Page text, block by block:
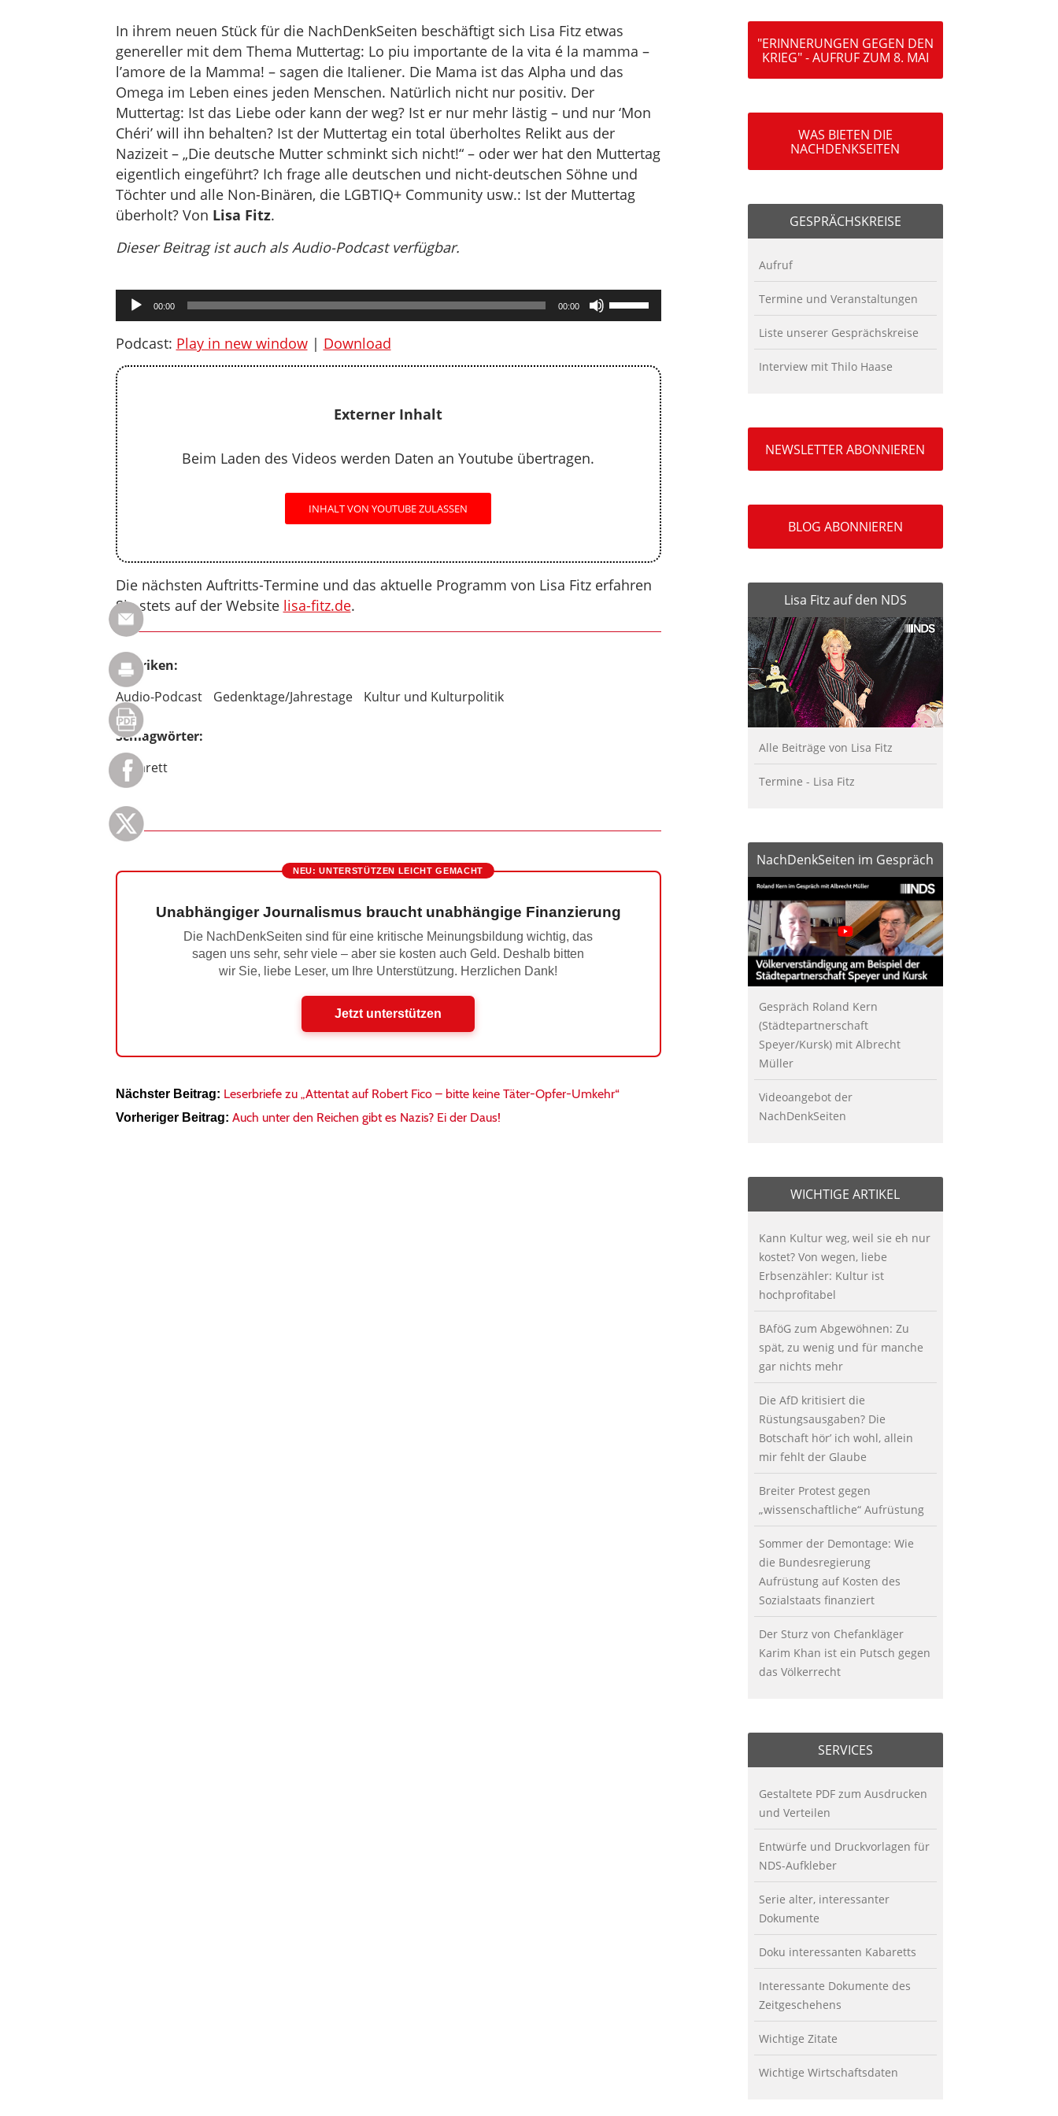
In ihrem neuen Stück für die NachDenkSeiten beschäftigt sich Lisa Fitz etwas
genereller mit dem Thema Muttertag: Lo piu importante de la vita é la mamma –
l’amore de la Mamma! – sagen die Italiener. Die Mama ist das Alpha und das
Omega im Leben eines jeden Menschen. Natürlich nicht nur positiv. Der
Muttertag: Ist das Liebe oder kann der weg? Ist er nur mehr lästig – und nur ‘Mon
Chéri’ will ihn behalten? Ist der Muttertag ein total überholtes Relikt aus der
Nazizeit – „Die deutsche Mutter schminkt sich nicht!“ – oder wer hat den Muttertag
eigentlich eingeführt? Ich frage alle deutschen und nicht-deutschen Söhne und
Töchter und alle Non-Binären, die LGBTIQ+ Community usw.: Ist der Muttertag
überholt? Von Lisa Fitz.
Dieser Beitrag ist auch als Audio-Podcast verfügbar.
Audio-
Player
00:00 00:00
Pfeiltasten
Hoch/Runter
Lautstärke
Podcast: Play in new window| Download
Externer Inhalt
Beim Laden des Videos werden Daten an Youtube übertragen.
INHALT VON YOUTUBE ZULASSEN
Die nächsten Auftritts-Termine und das aktuelle Programm von Lisa Fitz erfahren
Sie stets auf der Website lisa-fitz.de.
Rubriken:
Audio-Podcast
Gedenktage/Jahrestage Kultur und Kulturpolitik
Schlagwörter:
Kabarett
NEU: UNTERSTÜTZEN LEICHT GEMACHT
Unabhängiger Journalismus braucht unabhängige Finanzierung
Die NachDenkSeiten sind für eine kritische Meinungsbildung wichtig, das
sagen uns sehr, sehr viele – aber sie kosten auch Geld. Deshalb bitten
wir Sie, liebe Leser, um Ihre Unterstützung. Herzlichen Dank!
Jetzt unterstützen
Nächster Beitrag: Leserbriefe zu „Attentat auf Robert Fico – bitte keine Täter-Opfer-Umkehr“
Vorheriger Beitrag: Auch unter den Reichen gibt es Nazis? Ei der Daus!
"ERINNERUNGEN GEGEN DEN
KRIEG" - AUFRUF ZUM 8. MAI
WAS BIETEN DIE
NACHDENKSEITEN
GESPRÄCHSKREISE
Aufruf
Termine und Veranstaltungen
Liste unserer Gesprächskreise
Interview mit Thilo Haase
NEWSLETTER ABONNIEREN
BLOG ABONNIEREN
Lisa Fitz auf den NDS
Alle Beiträge von Lisa Fitz
Termine - Lisa Fitz
NachDenkSeiten im Gespräch
Gespräch Roland Kern
(Städtepartnerschaft
Speyer/Kursk) mit Albrecht
Müller
Videoangebot der
NachDenkSeiten
WICHTIGE ARTIKEL
Kann Kultur weg, weil sie eh nur
kostet? Von wegen, liebe
Erbsenzähler: Kultur ist
hochprofitabel
BAföG zum Abgewöhnen: Zu
spät, zu wenig und für manche
gar nichts mehr
Die AfD kritisiert die
Rüstungsausgaben? Die
Botschaft hör’ ich wohl, allein
mir fehlt der Glaube
Breiter Protest gegen
„wissenschaftliche“ Aufrüstung
Sommer der Demontage: Wie
die Bundesregierung
Aufrüstung auf Kosten des
Sozialstaats finanziert
Der Sturz von Chefankläger
Karim Khan ist ein Putsch gegen
das Völkerrecht
SERVICES
Gestaltete PDF zum Ausdrucken
und Verteilen
Entwürfe und Druckvorlagen für
NDS-Aufkleber
Serie alter, interessanter
Dokumente
Doku interessanten Kabaretts
Interessante Dokumente des
Zeitgeschehens
Wichtige Zitate
Wichtige Wirtschaftsdaten